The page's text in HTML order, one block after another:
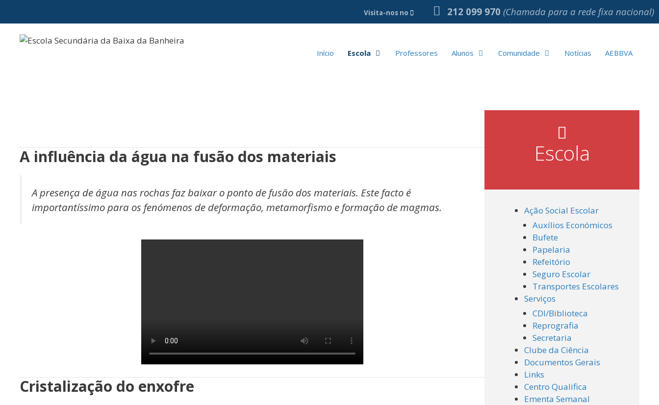
conteúdo
Visita-nos no 212 099 970 (Chamada para a rede fixa nacional)
Início Escola Professores Alunos Comunidade Notícias AEBBVA
A influência da água na fusão dos materiais
A presença de água nas rochas faz baixar o ponto de fusão dos materiais. Este facto é
importantíssimo para os fenómenos de deformação, metamorfismo e formação de magmas.
Cristalização do enxofre
Escola
Ação Social Escolar
Auxílios Económicos
Bufete
Papelaria
Refeitório
Seguro Escolar
Transportes Escolares
Serviços
CDI/Biblioteca
Reprografia
Secretaria
Clube da Ciência
Documentos Gerais
Links
Centro Qualifica
Ementa Semanal